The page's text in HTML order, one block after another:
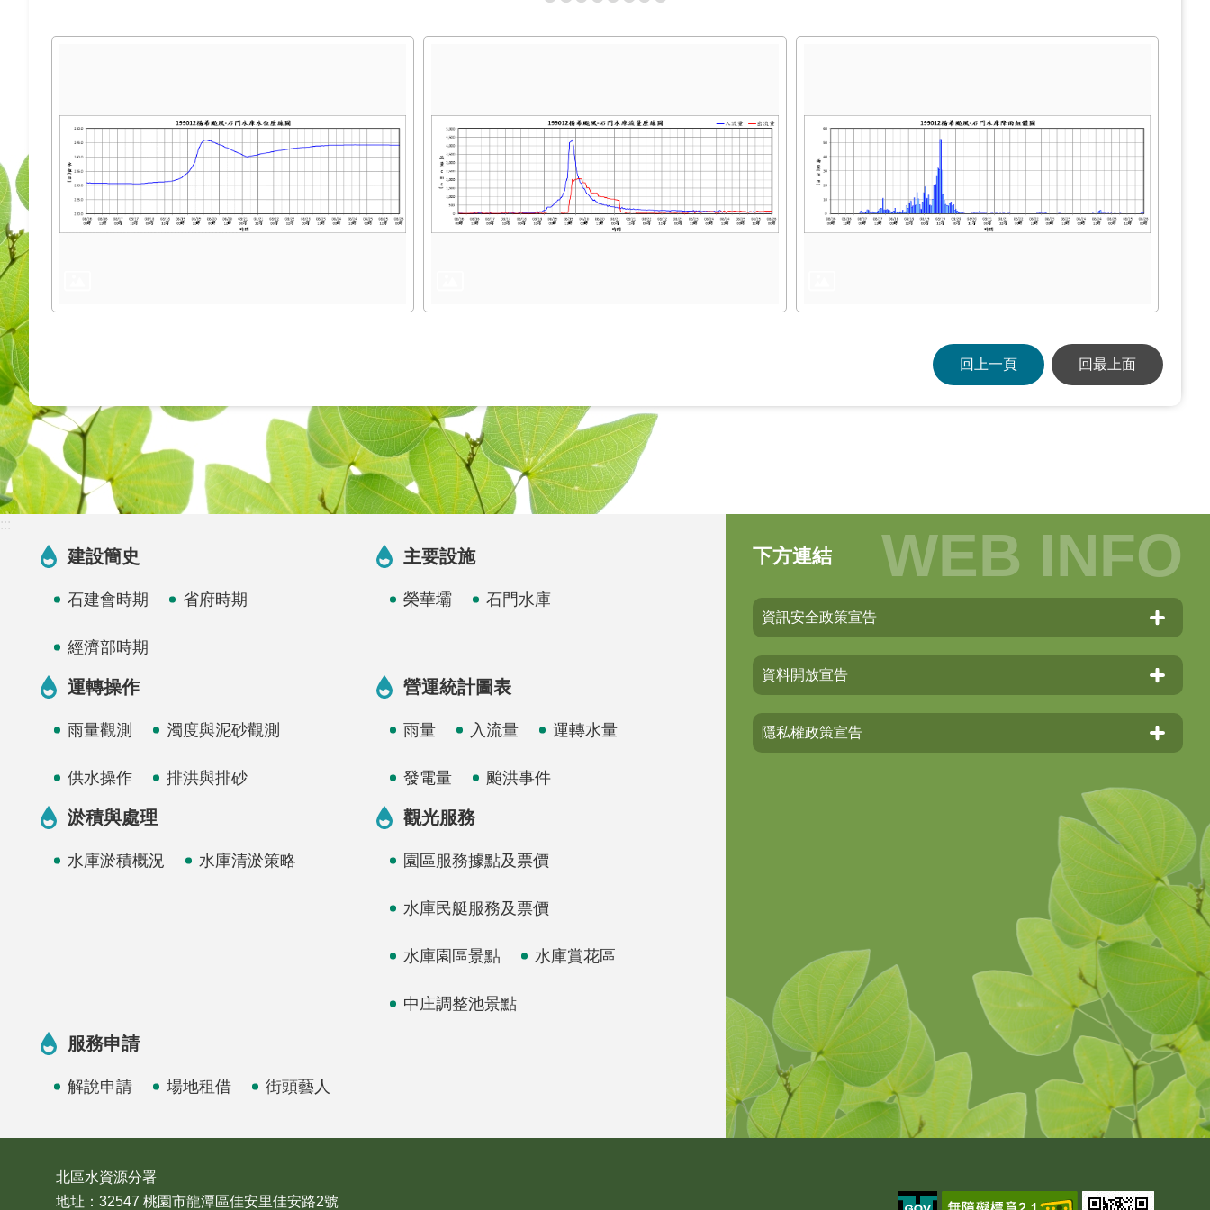
回上一頁 回最上面
:::
建設簡史
石建會時期 省府時期
經濟部時期
主要設施
榮華壩 石門水庫
運轉操作
雨量觀測 濁度與泥砂觀測
供水操作 排洪與排砂
營運統計圖表
雨量 入流量 運轉水量
發電量 颱洪事件
淤積與處理
水庫淤積概況 水庫清淤策略
觀光服務
園區服務據點及票價
水庫民艇服務及票價
水庫園區景點 水庫賞花區
中庄調整池景點
服務申請
解說申請 場地租借 街頭藝人
下方連結
資訊安全政策宣告
資料開放宣告
隱私權政策宣告
北區水資源分署
地址：32547 桃園市龍潭區佳安里佳安路2號